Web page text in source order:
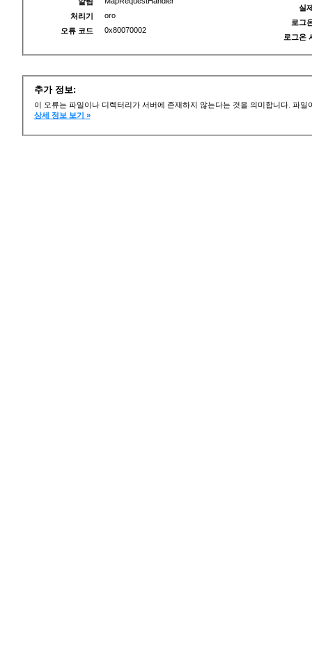
처리기
oro
오류 코드
0x80070002
실
로그
로그온
추가 정보:
이 오류는 파일이나 디렉터리가 서버에 존재하지 않는다는 것을 의미합니다. 파
상세 정보 보기 »